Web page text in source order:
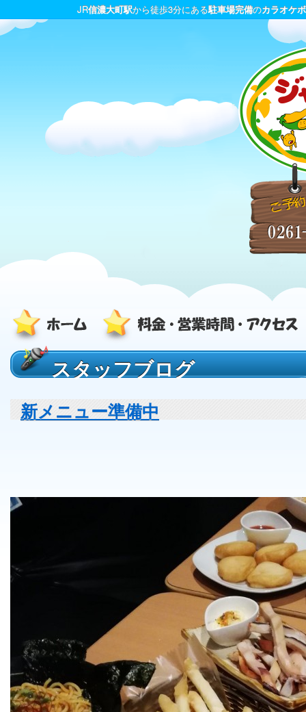
JR信濃大町駅から徒歩3分にある駐車場完備のカラオケ
スタッフブログ
新メニュー準備中